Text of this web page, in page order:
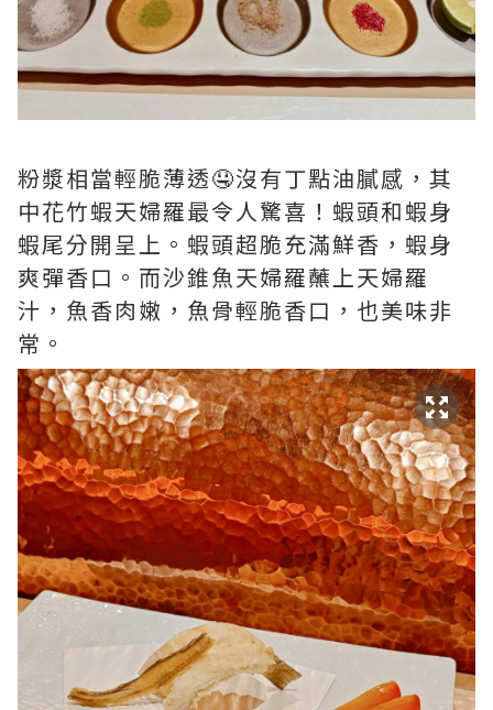
粉漿相當輕脆薄透🤤沒有丁點油膩感，其
中花竹蝦天婦羅最令人驚喜！蝦頭和蝦身
蝦尾分開呈上。蝦頭超脆充滿鮮香，蝦身
爽彈香口。而沙錐魚天婦羅蘸上天婦羅
汁，魚香肉嫩，魚骨輕脆香口，也美味非
常。